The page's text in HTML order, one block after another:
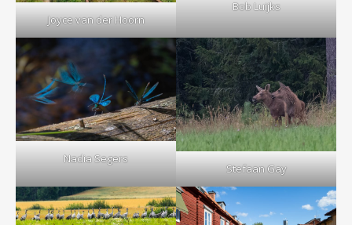
Joyce van der Hoorn
Bob Luijks
Nadia Segers
Stefaan Gay